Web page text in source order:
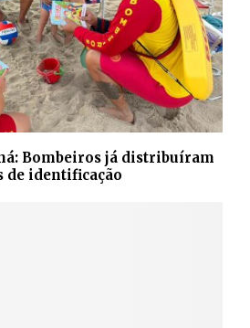
Bombeiros já distribuíram
identificação